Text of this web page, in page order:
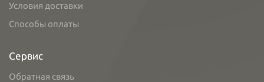
Условия доставки
Способы оплаты
Сервис
Обратная связь